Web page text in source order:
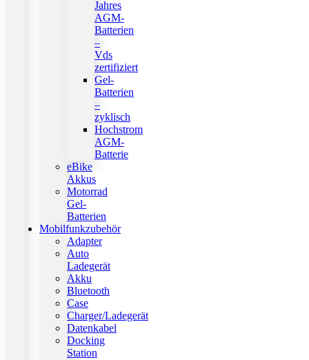
Jahres
AGM-
Batterien
–
Vds
zertifiziert
Gel-
Batterien
–
zyklisch
Hochstrom
AGM-
Batterie
eBike
Akkus
Motorrad
Gel-
Batterien
Mobilfunkzubehör
Adapter
Auto
Ladegerät
Akku
Bluetooth
Case
Charger/Ladegerät
Datenkabel
Docking
Station